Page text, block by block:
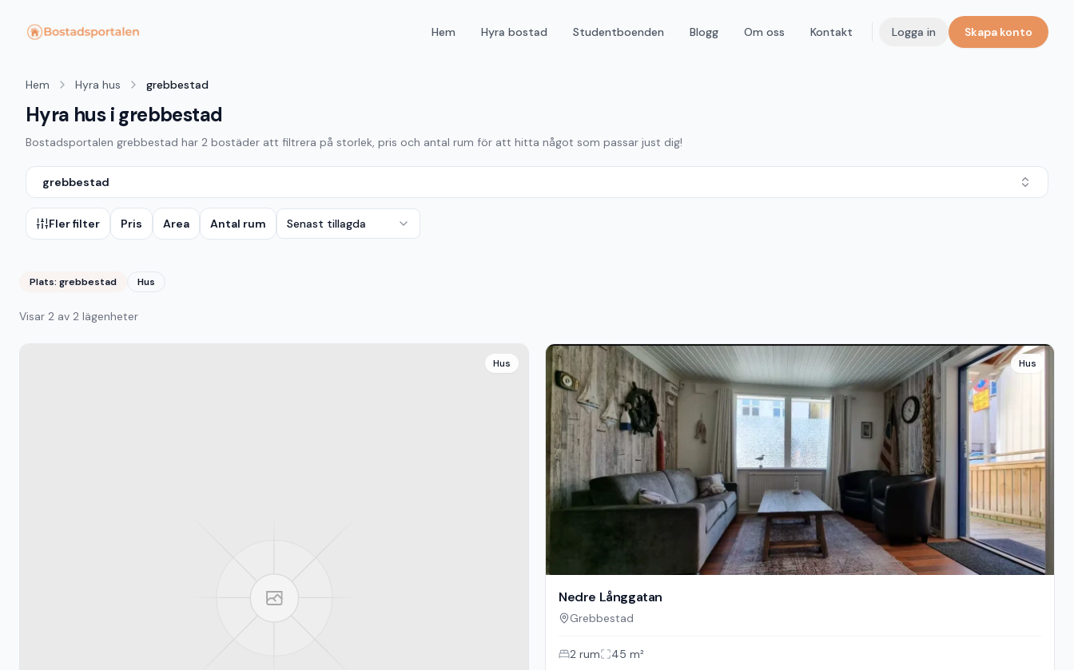
Hem Hyra bostad Studentboenden Blogg Om oss Kontakt Logga in Skapa konto
Hem Hyra hus grebbestad
Hyra hus i grebbestad
Bostadsportalen grebbestad har 2 bostäder att filtrera på storlek, pris och antal rum för att hitta något som passar just dig!
grebbestad
Fler filter Pris Area Antal rum Senast tillagda
Plats: grebbestad Hus
Visar 2 av 2 lägenheter
Hus Hus
Nedre Långgatan
Grebbestad
2 rum 45 m²